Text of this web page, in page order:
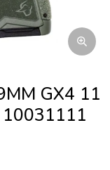
GX4 11
10031111